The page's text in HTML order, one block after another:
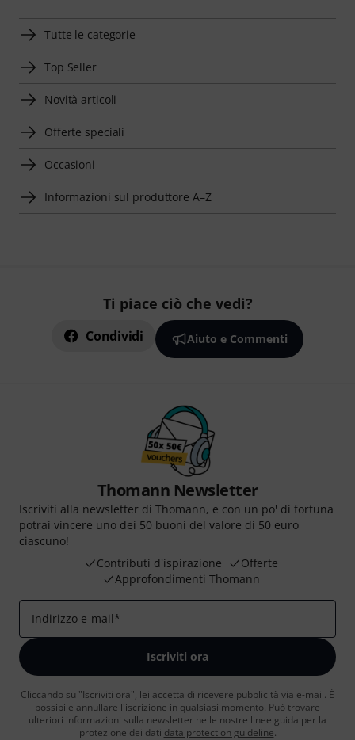
Tutte le categorie
Top Seller
Novità articoli
Offerte speciali
Occasioni
Informazioni sul produttore A–Z
Ti piace ciò che vedi?
Condividi Aiuto e Commenti
Thomann Newsletter
Iscriviti alla newsletter di Thomann, e con un po' di fortuna
potrai vincere uno dei 50 buoni del valore di 50 euro
ciascuno!
Contributi d'ispirazione
Offerte
Approfondimenti Thomann
Indirizzo e-mail*
Iscriviti ora
Cliccando su "Iscriviti ora", lei accetta di ricevere pubblicità via e-mail. È
possibile annullare l'iscrizione in qualsiasi momento. Può trovare
ulteriori informazioni sulla newsletter nelle nostre linee guida per la
protezione dei dati data protection guideline.